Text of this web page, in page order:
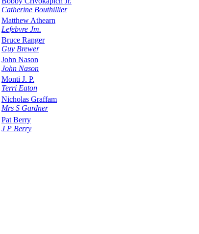
Catherine Bouthillier
Matthew Athearn
Lefebvre Jm.
Bruce Ranger
Guy Brewer
John Nason
John Nason
Monti J. P.
Terri Eaton
Nicholas Graffam
Mrs S Gardner
Pat Berry
J P Berry